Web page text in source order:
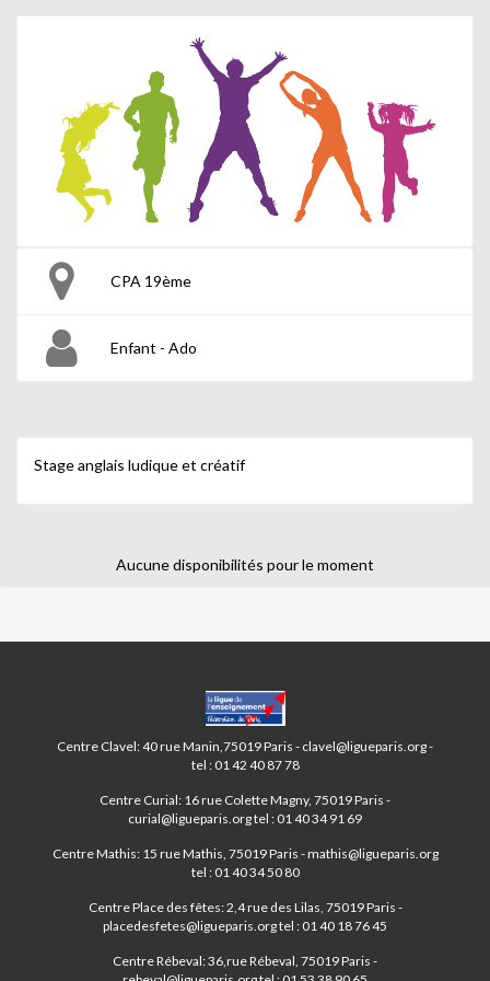
CPA 19ème
Enfant - Ado
Stage anglais ludique et créatif
Aucune disponibilités pour le moment
CENTRES
PARIS
ANIM’
19ÈME
Centre Clavel: 40 rue Manin,75019 Paris - clavel@ligueparis.org -
tel : 01 42 40 87 78
Centre Curial: 16 rue Colette Magny, 75019 Paris -
curial@ligueparis.org tel : 01 40 34 91 69
Centre Mathis: 15 rue Mathis, 75019 Paris - mathis@ligueparis.org
tel : 01 40 34 50 80
Centre Place des fêtes: 2,4 rue des Lilas, 75019 Paris -
placedesfetes@ligueparis.org tel : 01 40 18 76 45
Centre Rébeval: 36,rue Rébeval, 75019 Paris -